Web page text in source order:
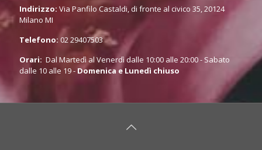
Indirizzo: Via Panfilo Castaldi, di fronte al civico 35, 20124
Milano MI
Telefono: 02 29407503
Orari: Dal Martedì al Venerdì dalle 10:00 alle 20:00 - Sabato
dalle 10 alle 19 - Domenica e Lunedì chiuso